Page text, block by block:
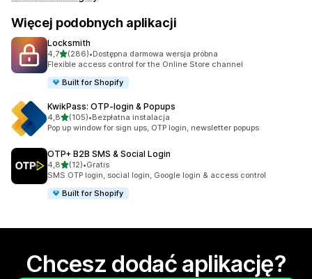
Więcej podobnych aplikacji
Locksmith
4,7na 5 gwiazdek
(286)
Łączna liczba recenzji: 286
•Dostępna darmowa wersja próbna
Flexible access control for the Online Store channel
Built for Shopify
KwikPass: OTP‑login & Popups
4,8na 5 gwiazdek
(105)
Łączna liczba recenzji: 105
•Bezpłatna instalacja
Pop up window for sign ups, OTP login, newsletter popups
OTP+ B2B SMS & Social Login
4,8na 5 gwiazdek
(12)
Łączna liczba recenzji: 12
•Gratis
SMS OTP login, social login, Google login & access control
Built for Shopify
Chcesz dodać aplikację?